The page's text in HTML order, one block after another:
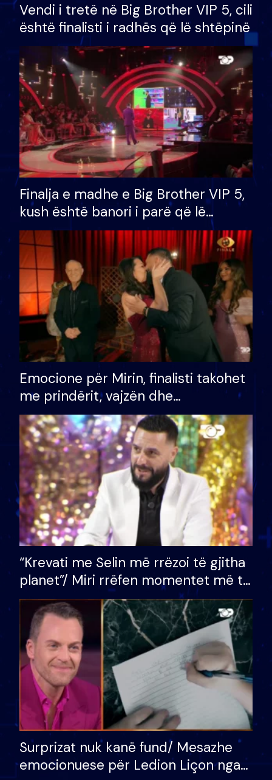
Vendi i tretë në Big Brother VIP 5, cili
është finalisti i radhës që lë shtëpinë
Finalja e madhe e Big Brother VIP 5,
kush është banori i parë që lë
shtëpinë dhe humb mundësinë për
të fituar çmimin e madh
Emocione për Mirin, finalisti takohet
me prindërit, vajzën dhe
bashkëshorten: S’kemi ndonjë letër
divorci apo jo?
“Krevati me Selin më rrëzoi të gjitha
planet”/ Miri rrëfen momentet më të
bukura në shtëpinë e BB VIP: Do më
mungojë zilja e mëngjesit kur…
Surprizat nuk kanë fund/ Mesazhe
emocionuese për Ledion Liçon nga